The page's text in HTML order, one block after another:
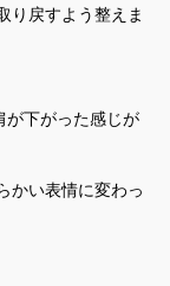
り戻すよう整えま
が下がった感じが
かい表情に変わっ